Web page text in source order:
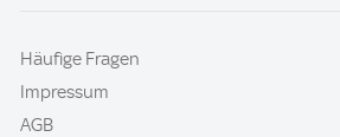
Häufige Fragen
Impressum
AGB